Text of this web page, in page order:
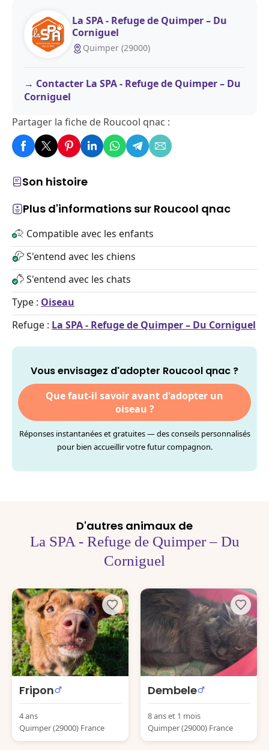
Son histoire
Plus d'informations sur Roucool qnac
Compatible avec les enfants
S'entend avec les chiens
S'entend avec les chats
Type : Oiseau
Refuge : La SPA - Refuge de Quimper – Du Corniguel
Vous envisagez d'adopter Roucool qnac ?
Que faut-il savoir avant d'adopter un
oiseau ?
Réponses instantanées et gratuites — des conseils personnalisés
pour bien accueillir votre futur compagnon.
La SPA - Refuge de Quimper – Du
Corniguel
Quimper (29000)
Contacter La SPA - Refuge de Quimper – Du
Corniguel
Partager la fiche de Roucool qnac :
D'autres animaux de
La SPA - Refuge de Quimper – Du
Corniguel
Fripon
4 ans
Quimper (29000) France
Dembele
8 ans et 1 mois
Quimper (29000) France